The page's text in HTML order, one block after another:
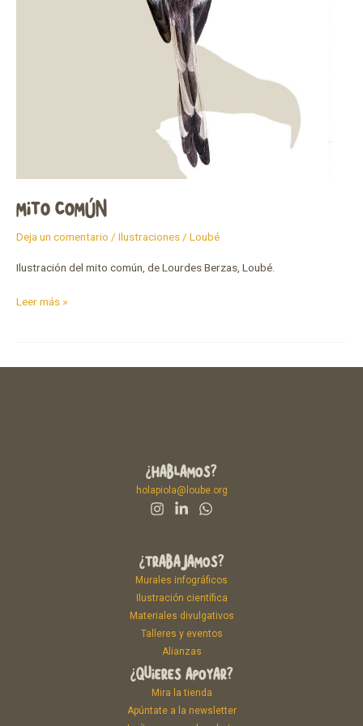
MITO COMÚN
Deja un comentario / Ilustraciones/ Loubé
Ilustración del mito común, de Lourdes Berzas, Loubé.
Leer más »
¿HABLAMOS?
holapiola@loube.org
¿TRABAJAMOS?
Murales infográficos
Ilustración científica
Materiales divulgativos
Talleres y eventos
Alianzas
¿QUIERES APOYAR?
Mira la tienda
Apúntate a la newsletter